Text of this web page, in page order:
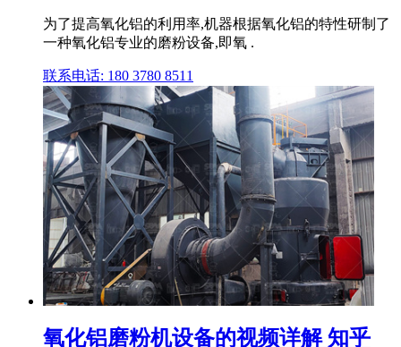
为了提高氧化铝的利用率,机器根据氧化铝的特性研制了
一种氧化铝专业的磨粉设备,即氧 .
联系电话: 180 3780 8511
氧化铝磨粉机设备的视频详解 知乎